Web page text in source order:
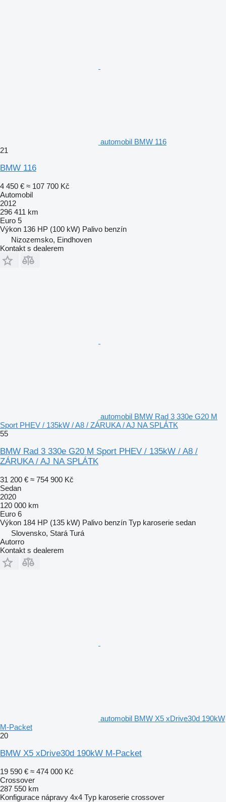
automobil BMW 116
21
BMW 116
4 450 € ≈ 107 700 Kč
Automobil
2012
296 411 km
Euro 5
Výkon 136 HP (100 kW) Palivo benzín
Nizozemsko, Eindhoven
Kontakt s dealerem
automobil BMW Rad 3 330e G20 M
Sport PHEV / 135kW / A8 / ZÁRUKA / AJ NA SPLÁTK
55
BMW Rad 3 330e G20 M Sport PHEV / 135kW / A8 /
ZÁRUKA / AJ NA SPLÁTK
31 200 € ≈ 754 900 Kč
Sedan
2020
120 000 km
Euro 6
Výkon 184 HP (135 kW) Palivo benzín Typ karoserie sedan
Slovensko, Stará Turá
Autorro
Kontakt s dealerem
automobil BMW X5 xDrive30d 190kW
M-Packet
20
BMW X5 xDrive30d 190kW M-Packet
19 590 € ≈ 474 000 Kč
Crossover
287 550 km
Konfigurace nápravy 4x4 Typ karoserie crossover